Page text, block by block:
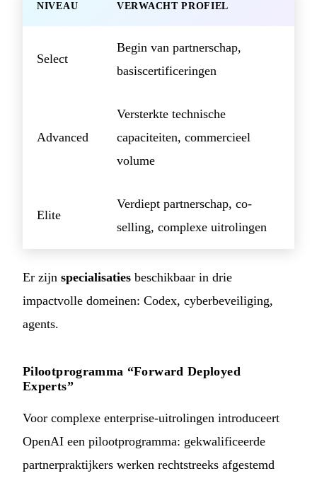
NIVEAU VERWACHT PROFIEL
Select
Begin van partnerschap,
basiscertificeringen
Advanced
Versterkte technische
capaciteiten, commercieel
volume
Elite
Verdiept partnerschap, co-
selling, complexe uitrolingen
Er zijn specialisaties beschikbaar in drie
impactvolle domeinen: Codex, cyberbeveiliging,
agents.
Pilootprogramma “Forward Deployed
Experts”
Voor complexe enterprise-uitrolingen introduceert
OpenAI een pilootprogramma: gekwalificeerde
partnerpraktijkers werken rechtstreeks afgestemd